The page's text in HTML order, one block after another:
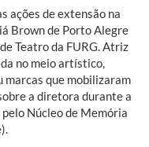
ações de extensão na
Brown de Porto Alegre
Teatro da FURG. Atriz
no meio artístico,
marcas que mobilizaram
a diretora durante a
Núcleo de Memória